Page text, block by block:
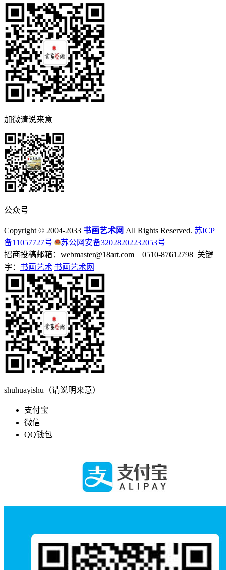
加微请说来意
公众号
Copyright © 2004-2033 书画艺术网 All Rights Reserved. 苏ICP
备11057727号
苏公网安备32028202232053号
招商投稿邮箱：webmaster@18art.com 0510-87612798 关键
字： 书画艺术|书画艺术网
shuhuayishu（请说明来意）
支付宝
微信
QQ钱包